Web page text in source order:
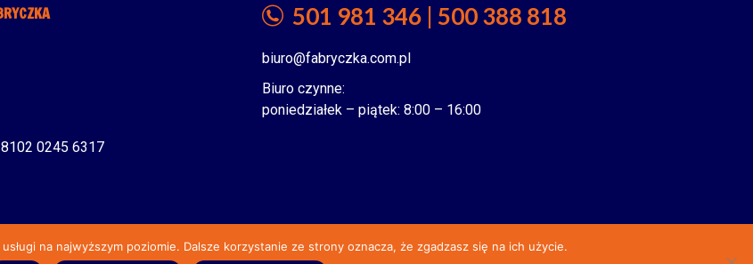
0245 6317
501 981 346 | 500 388 818
biuro@fabryczka.com.pl
Biuro czynne:
poniedziałek – piątek: 8:00 – 16:00
na najwyższym poziomie. Dalsze korzystanie ze strony oznacza, że zgadzasz się na ich użycie.